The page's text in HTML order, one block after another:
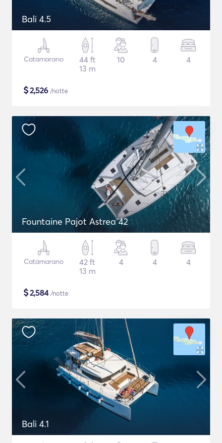
Bali 4.5
Catamarano
44 ft
13 m
10 4 4
$2,526 /notte
Fountaine Pajot Astrea 42
Catamarano
42 ft
13 m
4 4 4
$2,584/notte
Bali 4.1